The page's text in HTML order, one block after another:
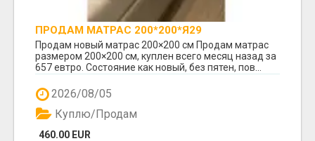
ПРОДАМ МАТРАС 200*200*Я29
Продам новый матрас 200×200 см Продам матрас
размером 200×200 см, куплен всего месяц назад за
657 евтро. Состояние как новый, без пятен, пов...
2026/08/05
460.00 EUR
Куплю/Продам